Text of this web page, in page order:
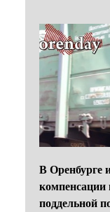
В Оренбурге
компенсации
поддельной